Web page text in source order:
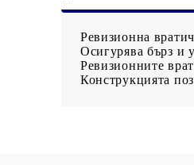
Ревизионна
Осигурява бърз и
Ревизионните
Конструкцията